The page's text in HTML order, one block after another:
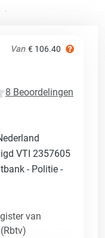
Van € 106.40
8 Beoordelingen
VTI 2357605
- Politie -
van